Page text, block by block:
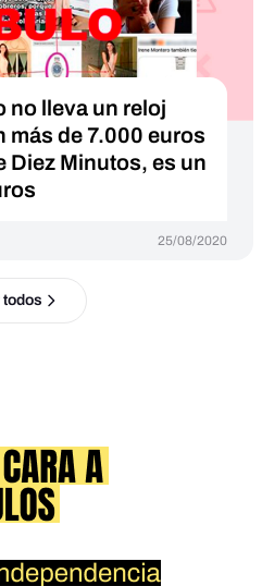
no lleva un reloj
más de 7.000 euros
Diez Minutos, es un
25/08/2020
todos